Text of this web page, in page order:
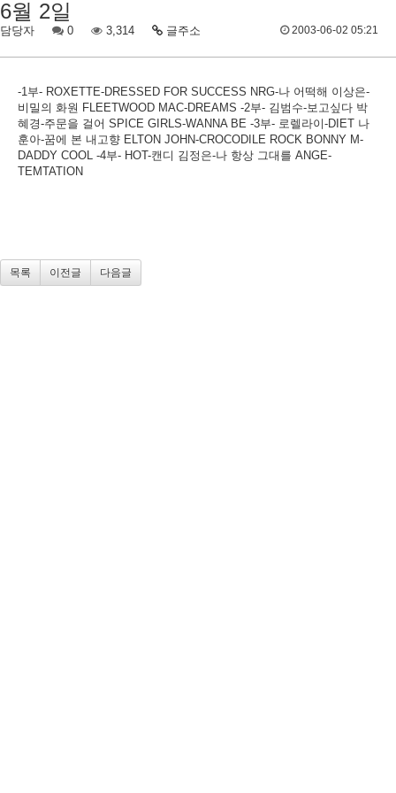
6월 2일
담당자 0 3,314 글주소 2003-06-02 05:21
-1부- ROXETTE-DRESSED FOR SUCCESS NRG-나 어떡해 이상은-
비밀의 화원 FLEETWOOD MAC-DREAMS -2부- 김범수-보고싶다 박
혜경-주문을 걸어 SPICE GIRLS-WANNA BE -3부- 로렐라이-DIET 나
훈아-꿈에 본 내고향 ELTON JOHN-CROCODILE ROCK BONNY M-
DADDY COOL -4부- HOT-캔디 김정은-나 항상 그대를 ANGE-
TEMTATION
목록 이전글 다음글